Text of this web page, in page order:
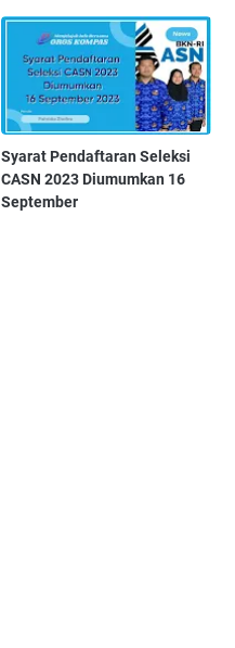
Syarat Pendaftaran Seleksi
CASN 2023 Diumumkan 16
September